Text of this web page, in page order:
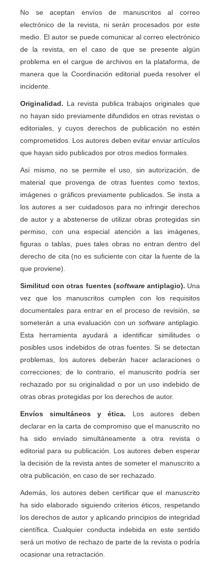
No se aceptan envíos de manuscritos al correo
electrónico de la revista, ni serán procesados por este
medio. El autor se puede comunicar al correo electrónico
de la revista, en el caso de que se presente algún
problema en el cargue de archivos en la plataforma, de
manera que la Coordinación editorial pueda resolver el
incidente.
Originalidad. La revista publica trabajos originales que
no hayan sido previamente difundidos en otras revistas o
editoriales, y cuyos derechos de publicación no estén
comprometidos. Los autores deben evitar enviar artículos
que hayan sido publicados por otros medios formales.
Así mismo, no se permite el uso, sin autorización, de
material que provenga de otras fuentes como textos,
imágenes o gráficos previamente publicados. Se insta a
los autores a ser cuidadosos para no infringir derechos
de autor y a abstenerse de utilizar obras protegidas sin
permiso, con una especial atención a las imágenes,
figuras o tablas, pues tales obras no entran dentro del
derecho de cita (no es suficiente con citar la fuente de la
que proviene).
Similitud con otras fuentes (softwareantiplagio). Una
vez que los manuscritos cumplen con los requisitos
documentales para entrar en el proceso de revisión, se
someterán a una evaluación con unsoftware antiplagio.
Esta herramienta ayudará a identificar similitudes o
posibles usos indebidos de otras fuentes. Si se detectan
problemas, los autores deberán hacer aclaraciones o
correcciones; de lo contrario, el manuscrito podría ser
rechazado por su originalidad o por un uso indebido de
otras obras protegidas por los derechos de autor.
Envíos simultáneos y ética. Los autores deben
declarar en la carta de compromiso que el manuscrito no
ha sido enviado simultáneamente a otra revista o
editorial para su publicación. Los autores deben esperar
la decisión de la revista antes de someter el manuscrito a
otra publicación, en caso de ser rechazado.
Además, los autores deben certificar que el manuscrito
ha sido elaborado siguiendo criterios éticos, respetando
los derechos de autor y aplicando principios de integridad
científica. Cualquier conducta indebida en este sentido
será un motivo de rechazo de parte de la revista o podría
ocasionar una retractación.